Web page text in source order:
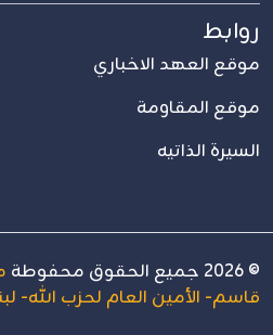
روابط
موقع العهد الاخباري
موقع المقاومة
السيرة الذاتيه
©
2026 جميع الحقوق محفوطة
قاسم- الأمين العام لحزب الله-